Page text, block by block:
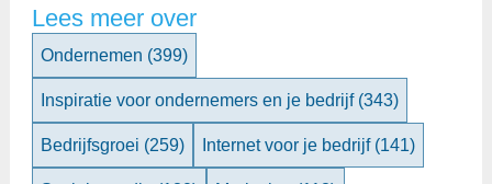
Lees meer over
Ondernemen (399)
Inspiratie voor ondernemers en je bedrijf (343)
Bedrijfsgroei (259) Internet voor je bedrijf (141)